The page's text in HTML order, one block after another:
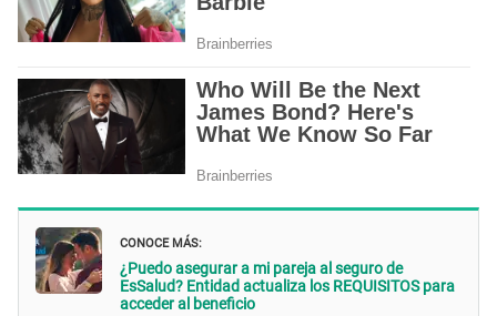
CONOCE MÁS:
¿Puedo asegurar a mi pareja al seguro de
EsSalud? Entidad actualiza los REQUISITOS para
acceder al beneficio